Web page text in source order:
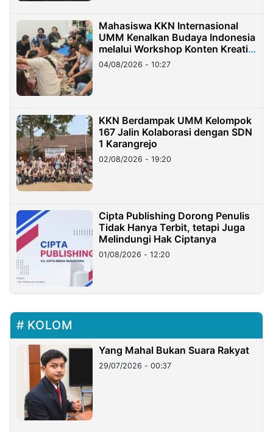
Mahasiswa KKN Internasional
UMM Kenalkan Budaya Indonesia
melalui Workshop Konten Kreatif
di Taiwan
04/08/2026 - 10:27
KKN Berdampak UMM Kelompok
167 Jalin Kolaborasi dengan SDN
1 Karangrejo
02/08/2026 - 19:20
Cipta Publishing Dorong Penulis
Tidak Hanya Terbit, tetapi Juga
Melindungi Hak Ciptanya
01/08/2026 - 12:20
KOLOM
Yang Mahal Bukan Suara Rakyat
29/07/2026 - 00:37